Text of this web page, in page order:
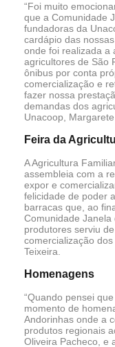
“Foi muito
que a Comunidade
fundadoras da
cardápio das
onde foi realizada a
agricultores de São
ônibus por conta
comercialização e
fazer nossa
demandas dos
Unacoop, Margarete
Feira da
A Agricultura
assembleia com a
expor e
felicidade de poder
barracas que, ao
Comunidade Janela
produtores serviu
comercialização
Teixeira.
Homenagens
“Quando pensei
momento de
Andorinhas onde a
produtos regionais
Oliveira Pacheco, e